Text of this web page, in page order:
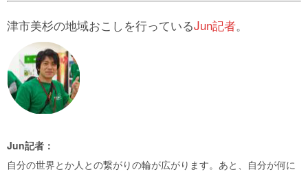
津市美杉の地域おこしを行っているJun記者。
Jun記者：
自分の世界とか人との繋がりの輪が広がります。あと、自分が何に